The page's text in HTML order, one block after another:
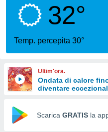
per
le
di
Web
32°
Temp. percepita 30°
Ultim'ora.
Ondata di calore
diventare
Scarica GRATIS la